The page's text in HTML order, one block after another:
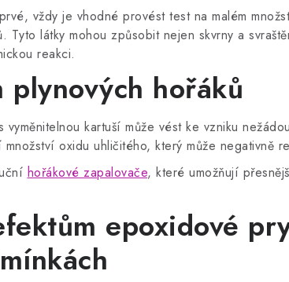
vždy je vhodné provést test na malém
Tyto látky mohou způsobit nejen skvrny a
reakci.
hořáků
vyměnitelnou kartuší může vést ke vzniku
oxidu uhličitého, který může negativně
hořákové zapalovače, které umožňují
epoxidové